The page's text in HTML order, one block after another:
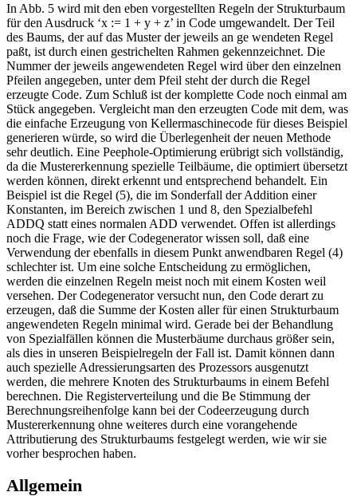
In Abb. 5 wird mit den eben vorgestellten Regeln der Strukturbaum
für den Ausdruck ‘x := 1 + y + z’ in Code umgewandelt. Der Teil
des Baums, der auf das Muster der jeweils an ge wendeten Regel
paßt, ist durch einen gestrichelten Rahmen gekennzeichnet. Die
Nummer der jeweils angewendeten Regel wird über den einzelnen
Pfeilen angegeben, unter dem Pfeil steht der durch die Regel
erzeugte Code. Zum Schluß ist der komplette Code noch einmal am
Stück angegeben. Vergleicht man den erzeugten Code mit dem, was
die einfache Erzeugung von Kellermaschinecode für dieses Beispiel
generieren würde, so wird die Überlegenheit der neuen Methode
sehr deutlich. Eine Peephole-Optimierung erübrigt sich vollständig,
da die Mustererkennung spezielle Teilbäume, die optimiert übersetzt
werden können, direkt erkennt und entsprechend behandelt. Ein
Beispiel ist die Regel (5), die im Sonderfall der Addition einer
Konstanten, im Bereich zwischen 1 und 8, den Spezialbefehl
ADDQ statt eines normalen ADD verwendet. Offen ist allerdings
noch die Frage, wie der Codegenerator wissen soll, daß eine
Verwendung der ebenfalls in diesem Punkt anwendbaren Regel (4)
schlechter ist. Um eine solche Entscheidung zu ermöglichen,
werden die einzelnen Regeln meist noch mit einem Kosten weil
versehen. Der Codegenerator versucht nun, den Code derart zu
erzeugen, daß die Summe der Kosten aller für einen Strukturbaum
angewendeten Regeln minimal wird. Gerade bei der Behandlung
von Spezialfällen können die Musterbäume durchaus größer sein,
als dies in unseren Beispielregeln der Fall ist. Damit können dann
auch spezielle Adressierungsarten des Prozessors ausgenutzt
werden, die mehrere Knoten des Strukturbaums in einem Befehl
berechnen. Die Registerverteilung und die Be Stimmung der
Berechnungsreihenfolge kann bei der Codeerzeugung durch
Mustererkennung ohne weiteres durch eine vorangehende
Attributierung des Strukturbaums festgelegt werden, wie wir sie
vorher besprochen haben.
Allgemein